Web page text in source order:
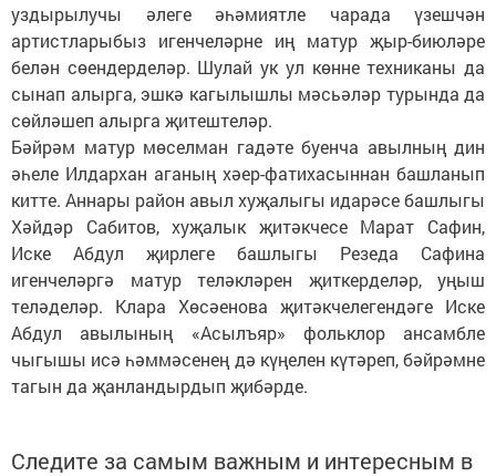
уздырылучы әлеге әһәмиятле чарада үзешчән
артистларыбыз игенчеләрне иң матур җыр-биюләре
белән сөендерделәр. Шулай ук ул көнне техниканы да
сынап алырга, эшкә кагылышлы мәсьәләр турында да
сөйләшеп алырга җитештеләр.
Бәйрәм матур мөселман гадәте буенча авылның дин
әһеле Илдархан аганың хәер-фатихасыннан башланып
китте. Аннары район авыл хуҗалыгы идарәсе башлыгы
Хәйдәр Сабитов, хуҗалык җитәкчесе Марат Сафин,
Иске Абдул җирлеге башлыгы Резеда Сафина
игенчеләргә матур теләкләрен җиткерделәр, уңыш
теләделәр. Клара Хөсәенова җитәкчелегендәге Иске
Абдул авылының «Асылъяр» фольклор ансамбле
чыгышы исә һәммәсенең дә күңелен күтәреп, бәйрәмне
тагын да җанландырдып җибәрде.
Следите за самым важным и интересным в